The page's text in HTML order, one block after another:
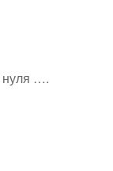
нуля ….